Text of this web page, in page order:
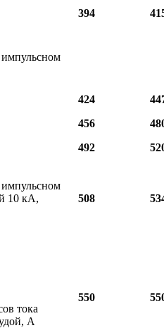
394
424
456
492
10 кА,
508
тока
А
550